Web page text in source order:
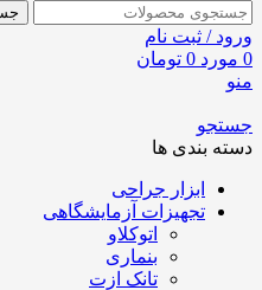
ورود / ثبت نام
0 مورد 0 تومان
منو
جستجو
دسته بندی ها
ابزار جراحی
تجهیزات آزمایشگاهی
اتوکلاو
بنماری
تانک ازت